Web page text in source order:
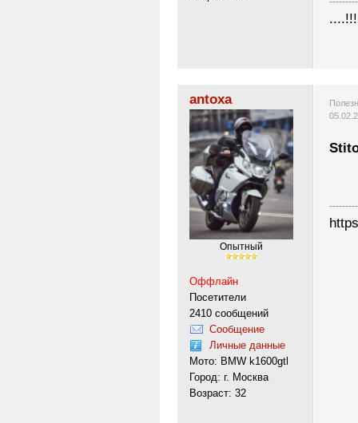
antoxa
Опытный
Оффлайн
Посетители
2410 сообщений
Сообщение
Личные данные
Мото: BMW k1600gtl
Город: г. Москва
Возраст: 32